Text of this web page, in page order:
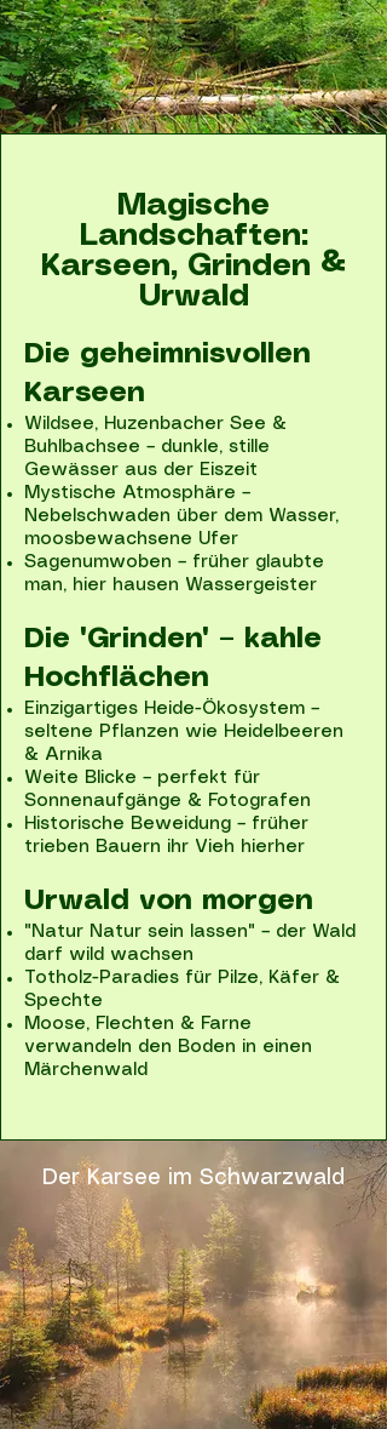
Magische
Landschaften:
Karseen, Grinden &
Urwald
Die geheimnisvollen
Karseen
Wildsee, Huzenbacher See &
Buhlbachsee – dunkle, stille
Gewässer aus der Eiszeit
Mystische Atmosphäre –
Nebelschwaden über dem Wasser,
moosbewachsene Ufer
Sagenumwoben – früher glaubte
man, hier hausen Wassergeister
Die "Grinden" – kahle
Hochflächen
Einzigartiges Heide-Ökosystem –
seltene Pflanzen wie Heidelbeeren
& Arnika
Weite Blicke – perfekt für
Sonnenaufgänge & Fotografen
Historische Beweidung – früher
trieben Bauern ihr Vieh hierher
Urwald von morgen
"Natur Natur sein lassen" – der Wald
darf wild wachsen
Totholz-Paradies für Pilze, Käfer &
Spechte
Moose, Flechten & Farne
verwandeln den Boden in einen
Märchenwald
Der Karsee im Schwarzwald